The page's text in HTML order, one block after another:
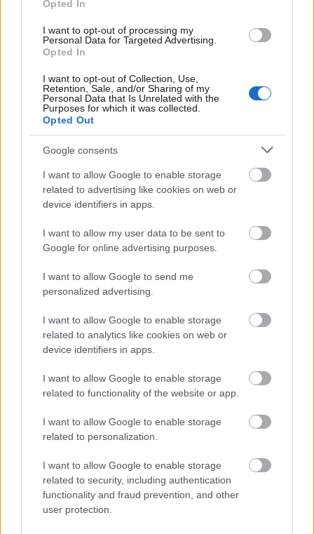
Opted In
I want to opt-out of processing my
Personal Data for Targeted Advertising.
Opted In
I want to opt-out of Collection, Use,
Retention, Sale, and/or Sharing of my
Personal Data that Is Unrelated with the
Purposes for which it was collected.
Opted Out
Google consents
I want to allow Google to enable storage
related to advertising like cookies on web or
device identifiers in apps.
I want to allow my user data to be sent to
Google for online advertising purposes.
I want to allow Google to send me
personalized advertising.
I want to allow Google to enable storage
related to analytics like cookies on web or
device identifiers in apps.
I want to allow Google to enable storage
related to functionality of the website or app.
I want to allow Google to enable storage
related to personalization.
I want to allow Google to enable storage
related to security, including authentication
functionality and fraud prevention, and other
user protection.
· Legalább 10 éves menedzseri praxis művészeti
· Legalább 5 éves felsővezetői tapasztalat
· Büntetlen előélet
Egyéb megjegyzés:
A beosztás végleges betöltésének feltétele, hogy a
Egyetem módosított Szervezeti és Működési Rendjét.
· A felsőoktatásban szerzett gyakorlat
A pályázat részeként benyújtandó iratok,
igazolások:
· 3 hónapnál nem régebbi erkölcsi bizonyítvány
· Szakmai önéletrajz
· Iskolai végzettséget és a nyelvtudást igazoló
· Nyilatkozat arra vonatkozó hozzájárulásáról,
hogy pályázatát az arra jogosult egyetemi testületek
és vezetők megismerhessék